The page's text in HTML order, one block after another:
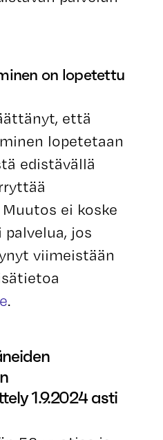
on lopetettu
että
lopetetaan
edistävällä
ei koske
jos
viimeistään
.
1.9.2024 asti